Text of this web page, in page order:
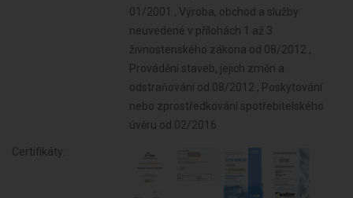
01/2001 , Výroba, obchod a služby
neuvedené v přílohách 1 až 3
živnostenského zákona od 08/2012 ,
Provádění staveb, jejich změn a
odstraňování od 08/2012 , Poskytování
nebo zprostředkování spotřebitelského
úvěru od 02/2016
Certifikáty: